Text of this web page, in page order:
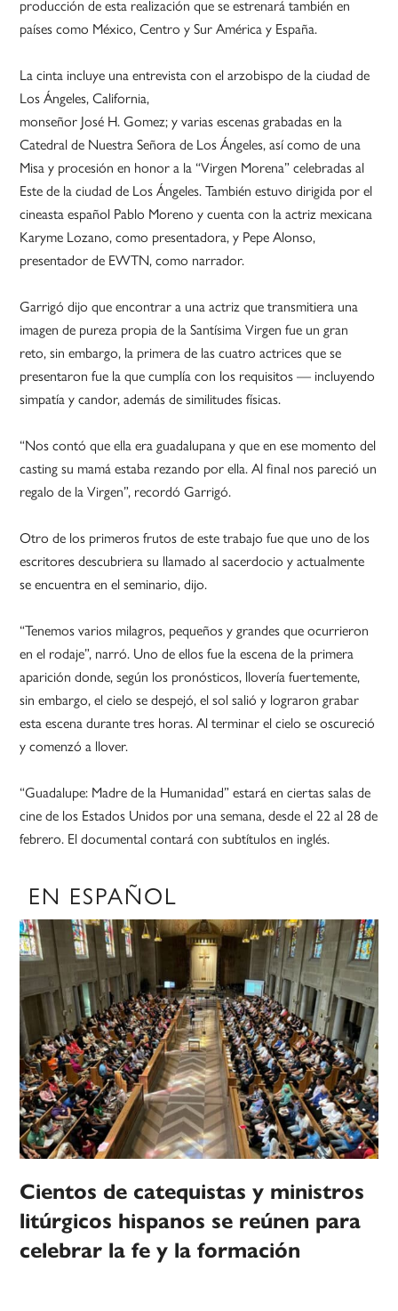
producción de esta realización que se estrenará también en
países como México, Centro y Sur América y España.
La cinta incluye una entrevista con el arzobispo de la ciudad de
Los Ángeles, California,
monseñor José H. Gomez; y varias escenas grabadas en la
Catedral de Nuestra Señora de Los Ángeles, así como de una
Misa y procesión en honor a la “Virgen Morena” celebradas al
Este de la ciudad de Los Ángeles. También estuvo dirigida por el
cineasta español Pablo Moreno y cuenta con la actriz mexicana
Karyme Lozano, como presentadora, y Pepe Alonso,
presentador de EWTN, como narrador.
Garrigó dijo que encontrar a una actriz que transmitiera una
imagen de pureza propia de la Santísima Virgen fue un gran
reto, sin embargo, la primera de las cuatro actrices que se
presentaron fue la que cumplía con los requisitos — incluyendo
simpatía y candor, además de similitudes físicas.
“Nos contó que ella era guadalupana y que en ese momento del
casting su mamá estaba rezando por ella. Al final nos pareció un
regalo de la Virgen”, recordó Garrigó.
Otro de los primeros frutos de este trabajo fue que uno de los
escritores descubriera su llamado al sacerdocio y actualmente
se encuentra en el seminario, dijo.
“Tenemos varios milagros, pequeños y grandes que ocurrieron
en el rodaje”, narró. Uno de ellos fue la escena de la primera
aparición donde, según los pronósticos, llovería fuertemente,
sin embargo, el cielo se despejó, el sol salió y lograron grabar
esta escena durante tres horas. Al terminar el cielo se oscureció
y comenzó a llover.
“Guadalupe: Madre de la Humanidad” estará en ciertas salas de
cine de los Estados Unidos por una semana, desde el 22 al 28 de
febrero. El documental contará con subtítulos en inglés.
EN ESPAÑOL
Cientos de catequistas y ministros
litúrgicos hispanos se reúnen para
celebrar la fe y la formación